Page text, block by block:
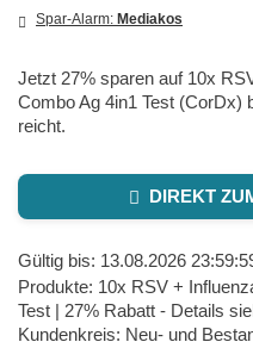
Spar-Alarm: Mediakos
Jetzt 27% sparen auf 10x
Combo Ag 4in1 Test (CorDx)
reicht.
DIREKT
Gültig bis: 13.08.2026
Produkte: 10x RSV +
Test | 27% Rabatt - Details
Kundenkreis: Neu- und